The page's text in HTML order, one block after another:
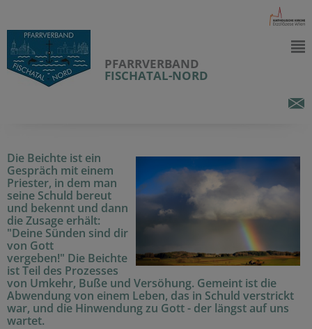
PFARRVERBAND
FISCHATAL-NORD
Die Beichte ist ein
Gespräch mit einem
Priester, in dem man
seine Schuld bereut
und bekennt und dann
die Zusage erhält:
"Deine Sünden sind dir
von Gott
vergeben!" Die Beichte
ist Teil des Prozesses
von Umkehr, Buße und Versöhung. Gemeint ist die
Abwendung von einem Leben, das in Schuld verstrickt
war, und die Hinwendung zu Gott - der längst auf uns
wartet.